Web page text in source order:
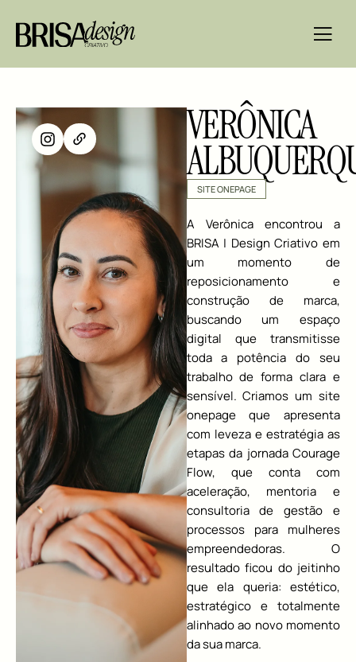
VERÔNICA
SITE ONEPAGE
A Verônica encontrou a
BRISA | Design Criativo em
um momento de
reposicionamento e
construção de marca,
buscando um espaço
digital que transmitisse
toda a potência do seu
trabalho de forma clara e
sensível. Criamos um site
onepage que apresenta
com leveza e estratégia as
etapas da jornada Courage
Flow, que conta com
aceleração, mentoria e
consultoria de gestão e
processos para mulheres
empreendedoras. O
resultado ficou do jeitinho
que ela queria: estético,
estratégico e totalmente
alinhado ao novo momento
da sua marca.